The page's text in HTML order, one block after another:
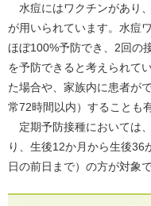
水痘にはワクチンがあり
が用いられています。水痘
ほぼ100%予防でき、2回の
を予防できると考えられて
た場合や、家族内に患者が
常72時間以内）することも
定期予防接種においては
り、生後12か月から生後36
日の前日まで）の方が対象で